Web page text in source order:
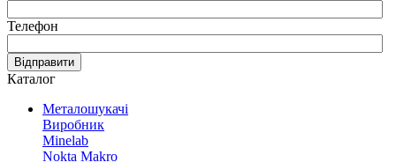
Телефон
Відправити
Каталог
Металошукачі
Виробник
Minelab
Nokta Makro